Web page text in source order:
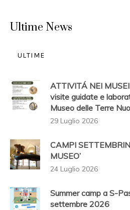
Ultime News
ULTIME
ATTIVITÁ NEI
visite guidate e
Museo delle Terre
29 Luglio 2026
CAMPI
MUSEO’
24 Luglio 2026
Summer camp a S-
settembre 2026